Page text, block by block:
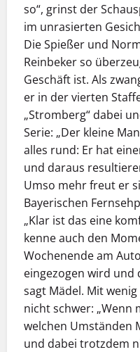
so“, grinst der
im unrasierten
Die Spießer und
Reinbeker so
Geschäft ist. Als
er in der vierten
„Stromberg“ dabei
Serie: „Der kleine
alles rund: Er hat
und daraus
Umso mehr freut er
Bayerischen
„Klar ist das eine
kenne auch den
Wochenende am
eingezogen wird und
sagt Mädel. Mit
nicht schwer:
welchen Umständen
und dabei trotzdem